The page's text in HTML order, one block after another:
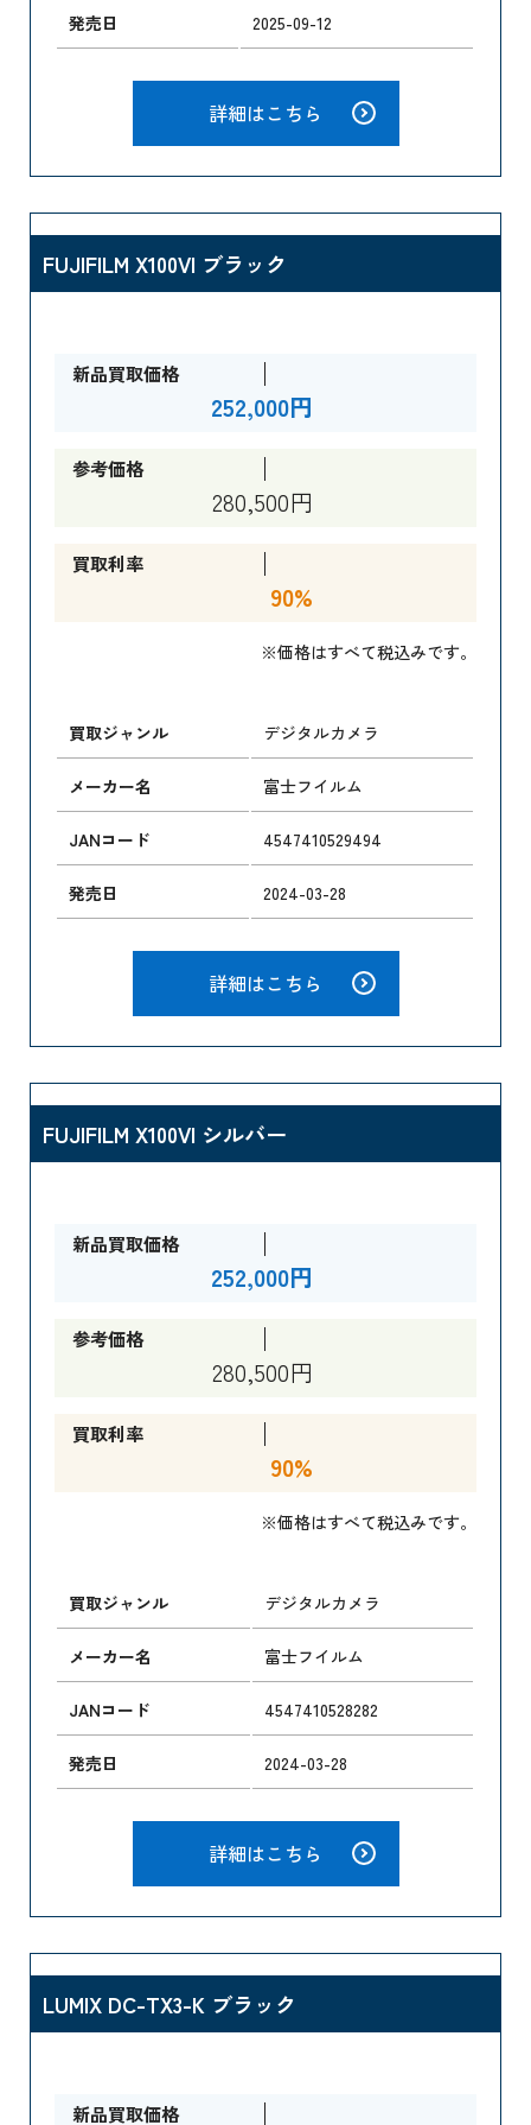
発売日 2025-09-12
詳細はこちら
FUJIFILM X100VI ブラック
新品買取価格
252,000円
参考価格
280,500円
買取利率
90%
※価格はすべて税込みです。
買取ジャンル デジタルカメラ
メーカー名 富士フイルム
JANコード 4547410529494
発売日 2024-03-28
詳細はこちら
FUJIFILM X100VI シルバー
新品買取価格
252,000円
参考価格
280,500円
買取利率
90%
※価格はすべて税込みです。
買取ジャンル デジタルカメラ
メーカー名 富士フイルム
JANコード 4547410528282
発売日 2024-03-28
詳細はこちら
LUMIX DC-TX3-K ブラック
新品買取価格